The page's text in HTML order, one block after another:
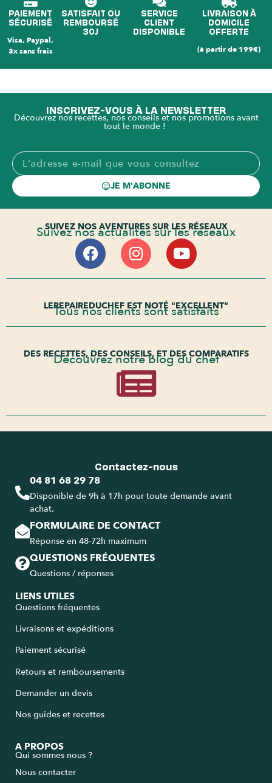
PAIEMENT
SÉCURISÉ
Visa, Paypal,
3x sans frais
SATISFAIT OU
REMBOURSÉ
30J
SERVICE
CLIENT
DISPONIBLE
LIVRAISON À
DOMICILE
OFFERTE
(à partir de 199€)
INSCRIVEZ-VOUS À LA NEWSLETTER
Découvrez nos recettes, nos conseils et nos promotions avant
tout le monde !
JE M'ABONNE
SUIVEZ NOS AVENTURES SUR LES RÉSEAUX
Suivez nos actualités sur les réseaux
LEREPAIREDUCHEF EST NOTÉ "EXCELLENT"
Tous nos clients sont satisfaits
DES RECETTES, DES CONSEILS, ET DES COMPARATIFS
Découvrez notre blog du chef
Contactez-nous
04 81 68 29 78
Disponible de 9h à 17h pour toute demande avant
achat.
FORMULAIRE DE CONTACT
Réponse en 48-72h maximum
QUESTIONS FRÉQUENTES
Questions / réponses
LIENS UTILES
Questions fréquentes
Livraisons et expéditions
Paiement sécurisé
Retours et remboursements
Demander un devis
Nos guides et recettes
A PROPOS
Qui sommes nous ?
Nous contacter